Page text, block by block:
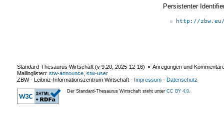
Persistenter
http://
Standard-Thesaurus Wirtschaft (v 9.20 2025-12-16) ▪ Anregungen und
Mailinglisten: stw-announce stw-user
ZBW - Leibniz-Informationszentrum Wirtschaft - Impressum - Datenschutz
Der Standard-Thesaurus Wirtschaft steht unter CC BY 4.0